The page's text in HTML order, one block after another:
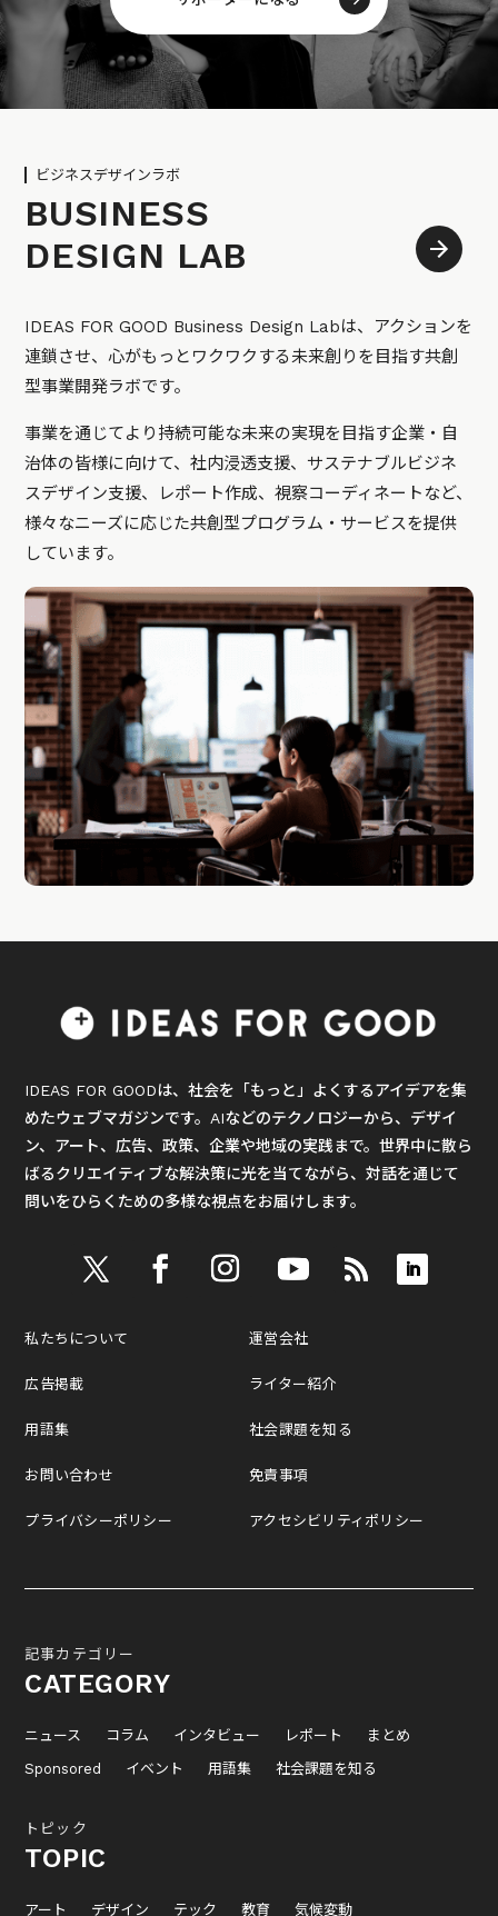
ビジネスデザインラボ
BUSINESS
DESIGN LAB
IDEAS FOR GOOD Business Design Labは、アクションを
連鎖させ、心がもっとワクワクする未来創りを目指す共創
型事業開発ラボです。
事業を通じてより持続可能な未来の実現を目指す企業・自
治体の皆様に向けて、社内浸透支援、サステナブルビジネ
スデザイン支援、レポート作成、視察コーディネートなど、
様々なニーズに応じた共創型プログラム・サービスを提供
しています。
IDEAS FOR GOODは、社会を「もっと」よくするアイデアを集
めたウェブマガジンです。AIなどのテクノロジーから、デザイ
ン、アート、広告、政策、企業や地域の実践まで。世界中に散ら
ばるクリエイティブな解決策に光を当てながら、対話を通じて
問いをひらくための多様な視点をお届けします。
私たちについて
広告掲載
用語集
お問い合わせ
プライバシーポリシー
運営会社
ライター紹介
社会課題を知る
免責事項
アクセシビリティポリシー
記事カテゴリー
CATEGORY
ニュース コラム インタビュー レポート
まとめ
Sponsored
イベント 用語集 社会課題を知る
トピック
TOPIC
アート デザイン テック 教育 気候変動